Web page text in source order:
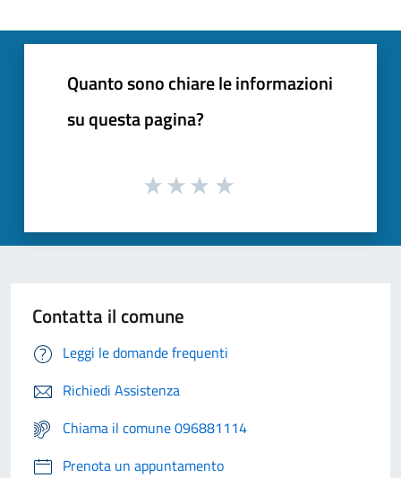
Quanto sono chiare le informazioni
su questa pagina?
Contatta il comune
Leggi le domande frequenti
Richiedi Assistenza
Chiama il comune 096881114
Prenota un appuntamento